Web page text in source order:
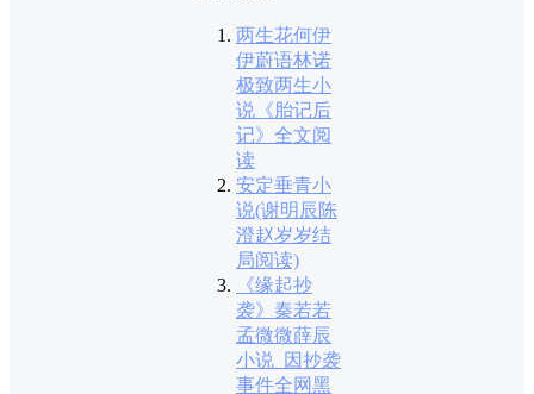
两生花何伊
伊蔚语林诺
极致两生小
说《胎记后
记》全文阅
读
安定垂青小
说(谢明辰陈
澄赵岁岁结
局阅读)
《缘起抄
袭》秦若若
孟微微薛辰
小说_因抄袭
事件全网黑